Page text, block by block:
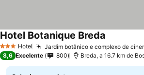
3 EstrelasHotel Jardim botânico e complexo de
Hotel Botanique Breda
8,6 Excelente 800 Breda, a 16.7 km de